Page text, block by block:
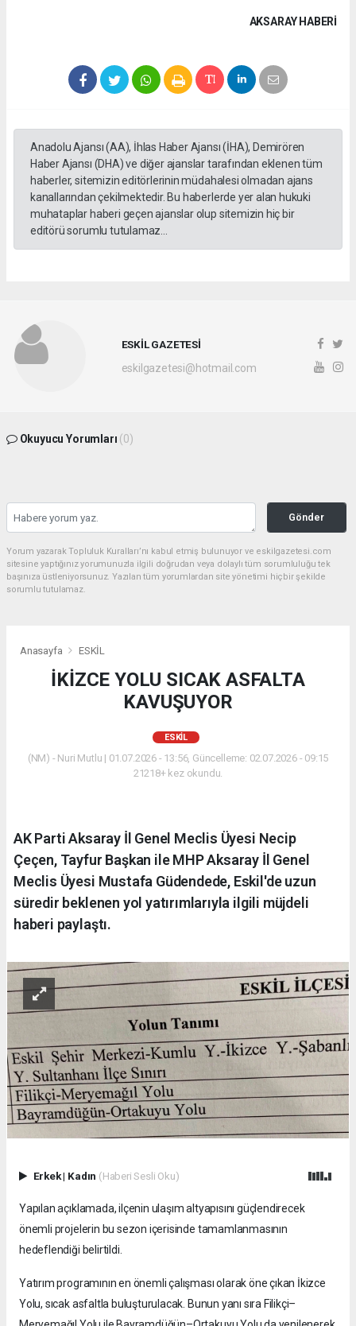
AKSARAY HABERİ
Anadolu Ajansı (AA), İhlas Haber Ajansı (İHA), Demirören
Haber Ajansı (DHA) ve diğer ajanslar tarafından eklenen tüm
haberler, sitemizin editörlerinin müdahalesi olmadan ajans
kanallarından çekilmektedir. Bu haberlerde yer alan hukuki
muhataplar haberi geçen ajanslar olup sitemizin hiç bir
editörü sorumlu tutulamaz...
ESKİL GAZETESİ
eskilgazetesi@hotmail.com
Okuyucu Yorumları (0)
Gönder
Yorum yazarak Topluluk Kuralları’nı kabul etmiş bulunuyor ve eskilgazetesi.com
sitesine yaptığınız yorumunuzla ilgili doğrudan veya dolaylı tüm sorumluluğu tek
başınıza üstleniyorsunuz. Yazılan tüm yorumlardan site yönetimi hiçbir şekilde
sorumlu tutulamaz.
Anasayfa ESKİL
İKİZCE YOLU SICAK ASFALTA
KAVUŞUYOR
ESKİL
(NM) - Nuri Mutlu | 01.07.2026 - 13:56, Güncelleme: 02.07.2026 - 09:15
21218+ kez okundu.
AK Parti Aksaray İl Genel Meclis Üyesi Necip
Çeçen, Tayfur Başkan ile MHP Aksaray İl Genel
Meclis Üyesi Mustafa Güdendede, Eskil'de uzun
süredir beklenen yol yatırımlarıyla ilgili müjdeli
haberi paylaştı.
Erkek| Kadın (Haberi Sesli Oku)
Yapılan açıklamada, ilçenin ulaşım altyapısını güçlendirecek
önemli projelerin bu sezon içerisinde tamamlanmasının
hedeflendiği belirtildi.
Yatırım programının en önemli çalışması olarak öne çıkan İkizce
Yolu, sıcak asfaltla buluşturulacak. Bunun yanı sıra Filikçi–